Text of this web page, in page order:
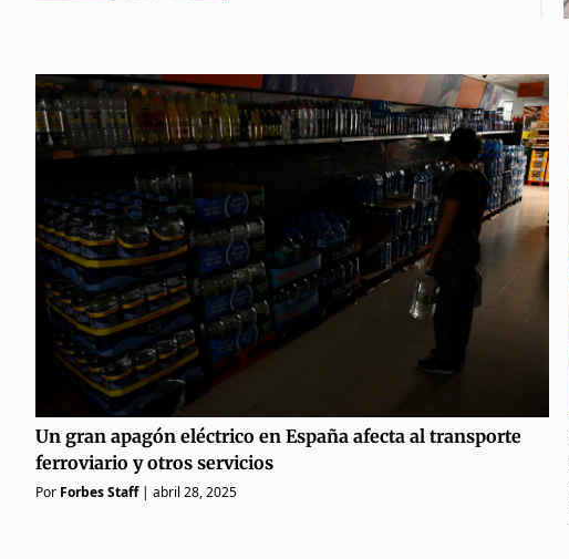
Un gran apagón eléctrico en España afecta al transporte
ferroviario y otros servicios
Por Forbes Staff| abril 28, 2025